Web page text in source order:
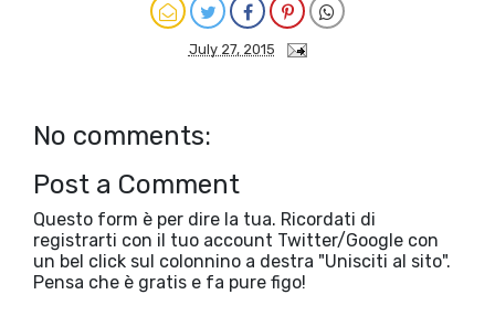
July 27, 2015
No comments:
Post a Comment
Questo form è per dire la tua. Ricordati di
registrarti con il tuo account Twitter/Google con
un bel click sul colonnino a destra "Unisciti al sito".
Pensa che è gratis e fa pure figo!